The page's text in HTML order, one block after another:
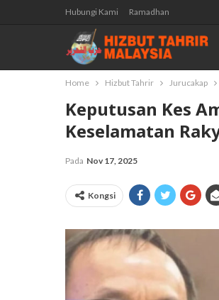
Hubungi Kami Ramadhan
Home Hizbut Tahrir Jurucakap
Keputusan Kes
Keselamatan
Pada Nov 17, 2025
Kongsi